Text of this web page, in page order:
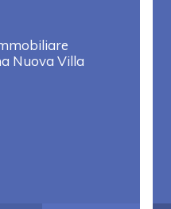
Nuova Villa